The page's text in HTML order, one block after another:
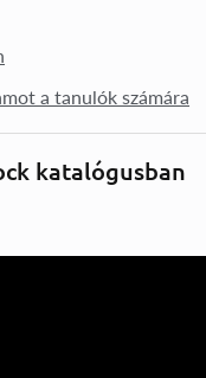
a tanulók számára
katalógusban